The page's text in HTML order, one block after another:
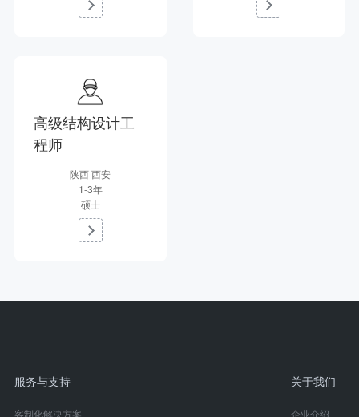
高级结构设计工
程师
陕西 西安
1-3年
硕士
服务与支持
客制化解决方案
关于我们
企业介绍